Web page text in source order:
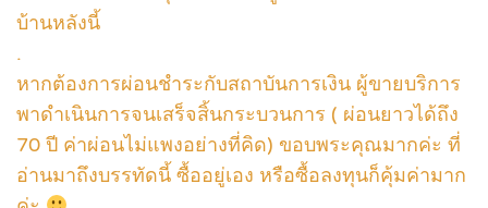
บ้านหลังนี้
.
หากต้องการผ่อนชำระกับสถาบันการเงิน ผู้ขายบริการ
พาดำเนินการจนเสร็จสิ้นกระบวนการ ( ผ่อนยาวได้ถึง
70 ปี ค่าผ่อนไม่แพงอย่างที่คิด) ขอบพระคุณมากค่ะ ที่
อ่านมาถึงบรรทัดนี้ ซื้ออยู่เอง หรือซื้อลงทุนก็คุ้มค่ามาก